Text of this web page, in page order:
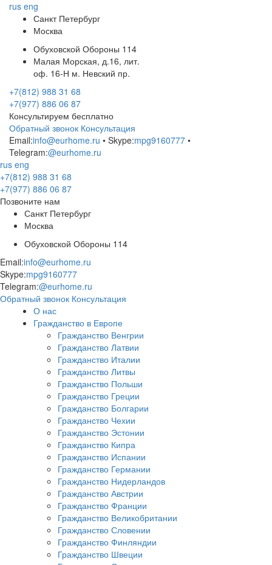
rus eng
Санкт Петербург
Москва
Обуховской Обороны 114
Малая Морская, д.16, лит.
оф. 16-Н м. Невский пр.
+7(812) 988 31 68
+7(977) 886 06 87
Консультируем бесплатно
Обратный звонок Консультация
Email:info@eurhome.ru • Skype:mpg9160777 •
Telegram:@eurhome.ru
rus eng
+7(812) 988 31 68
+7(977) 886 06 87
Позвоните нам
Санкт Петербург
Москва
Обуховской Обороны 114
Email:info@eurhome.ru
Skype:mpg9160777
Telegram:@eurhome.ru
Обратный звонок Консультация
О нас
Гражданство в Европе
Гражданство Венгрии
Гражданство Латвии
Гражданство Италии
Гражданство Литвы
Гражданство Польши
Гражданство Греции
Гражданство Болгарии
Гражданство Чехии
Гражданство Эстонии
Гражданство Кипра
Гражданство Испании
Гражданство Германии
Гражданство Нидерландов
Гражданство Австрии
Гражданство Франции
Гражданство Великобритании
Гражданство Словении
Гражданство Финляндии
Гражданство Швеции